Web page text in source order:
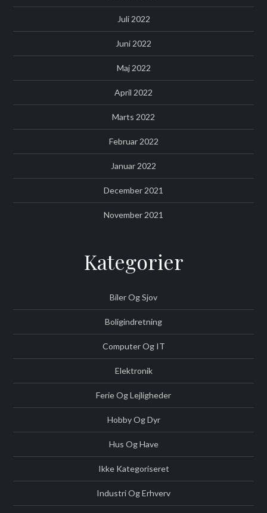
Juli 2022
Juni 2022
Maj 2022
April 2022
Marts 2022
Februar 2022
Januar 2022
December 2021
November 2021
Kategorier
Biler Og Sjov
Boligindretning
Computer Og IT
Elektronik
Ferie Og Lejligheder
Hobby Og Dyr
Hus Og Have
Ikke Kategoriseret
Industri Og Erhverv